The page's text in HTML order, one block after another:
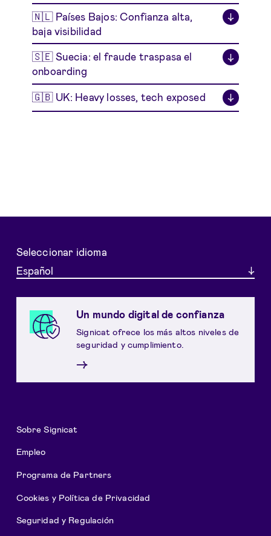
🇳🇱 Países Bajos: Confianza alta,
baja visibilidad
↓
🇸🇪 Suecia: el fraude traspasa el
onboarding
↓
🇬🇧 UK: Heavy losses, tech exposed ↓
Seleccionar idioma
Español
Un mundo digital de confianza
Signicat ofrece los más altos niveles de
seguridad y cumplimiento.
→
Sobre Signicat
Empleo
Programa de Partners
Cookies y Política de Privacidad
Seguridad y Regulación